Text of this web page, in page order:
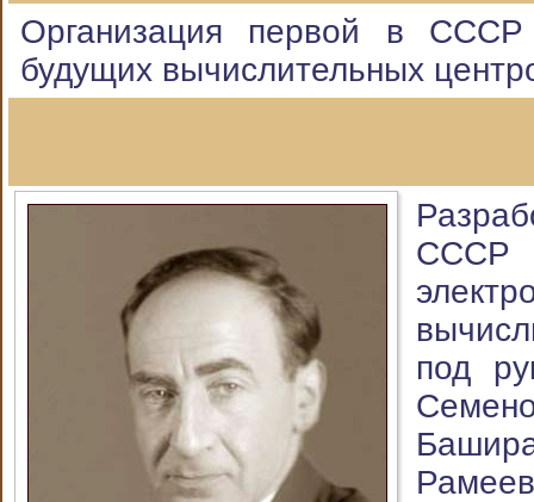
Организация первой в СССР
будущих вычислительных
СССР
под